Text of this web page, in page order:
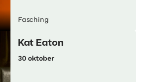
Fasching
Kat Eaton
30 oktober